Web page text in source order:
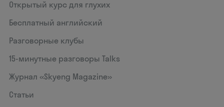
Открытый курс для глухих
Бесплатный английский
Разговорные клубы
15‑минутные разговоры Talks
Журнал «Skyeng Magazine»
Статьи